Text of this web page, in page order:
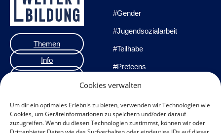
Cookies verwalten
Um dir ein optimales Erlebnis zu bieten, verwenden wir Technologien wie
Cookies, um Geräteinformationen zu speichern und/oder darauf
zuzugreifen. Wenn du diesen Technologien zustimmst, können wir oder
Themen
Info
Impressum
#Gender
#Jugendsozialarbeit
#Teilhabe
#Preteens
#Praxisprojekte
#Methoden